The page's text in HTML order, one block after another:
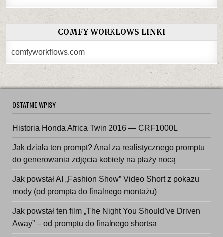
COMFY WORKLOWS LINKI
comfyworkflows.com
OSTATNIE WPISY
Historia Honda Africa Twin 2016 — CRF1000L
Jak działa ten prompt? Analiza realistycznego promptu
do generowania zdjęcia kobiety na plaży nocą
Jak powstał AI „Fashion Show” Video Short z pokazu
mody (od prompta do finalnego montażu)
Jak powstał ten film „The Night You Should’ve Driven
Away” – od promptu do finalnego shortsa